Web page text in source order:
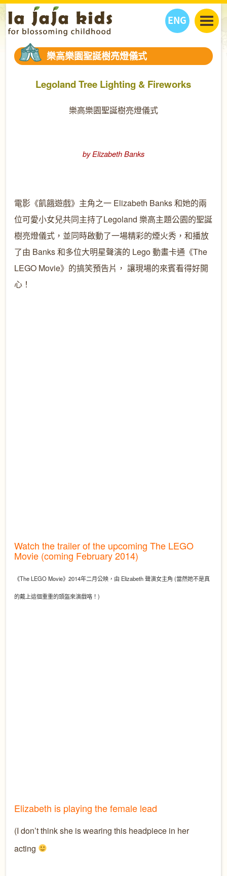
ENG
丫丫部落格
教學活動
親子日曆
丫丫活動
丫丫之選
健康生活館
關於我們
丫丫夥伴 + 友情連接
樂高樂園聖誕樹亮燈儀式
Legoland Tree Lighting & Fireworks
樂高樂園聖誕樹亮燈儀式
by Elizabeth Banks
電影《飢餓遊戲》主角之一 Elizabeth Banks和她的兩
位可愛小女兒共同主持了Legoland 樂高主題公園的聖誕
樹亮燈儀式，並同時啟動了一場精彩的煙火秀，和播放
了由 Banks和多位大明星聲演的 Lego動畫卡通《The
LEGO Movie》的搞笑預告片， 讓現場的來賓看得好開
心！
Watch the trailer of the upcoming The LEGO
Movie (coming February 2014)
《The LEGO Movie》2014年二月公映，由 Elizabeth 聲演女主角 (當然她不是真
的戴上這個重重的頭盔來演戲咯！)
Elizabeth is playing the female lead
(I don’t think she is wearing this headpiece in her
acting